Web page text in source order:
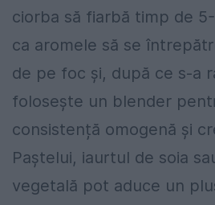
ciorba să fiarbă timp de
ca aromele să se
de pe foc și, după ce s-a
folosește un blender
consistență omogenă și
Paștelui, iaurtul de soia
vegetală pot aduce un